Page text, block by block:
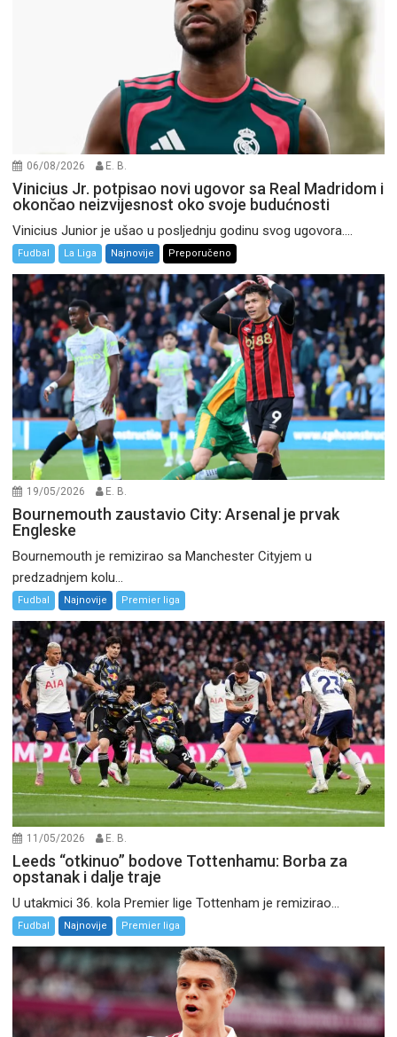
06/08/2026 E. B.
Vinicius Jr. potpisao novi ugovor sa Real Madridom i
okončao neizvijesnost oko svoje budućnosti
Vinicius Junior je ušao u posljednju godinu svog ugovora....
Fudbal La Liga Najnovije Preporučeno
19/05/2026 E. B.
Bournemouth zaustavio City: Arsenal je prvak
Engleske
Bournemouth je remizirao sa Manchester Cityjem u
predzadnjem kolu...
Fudbal Najnovije Premier liga
11/05/2026 E. B.
Leeds “otkinuo” bodove Tottenhamu: Borba za
opstanak i dalje traje
U utakmici 36. kola Premier lige Tottenham je remizirao...
Fudbal Najnovije Premier liga